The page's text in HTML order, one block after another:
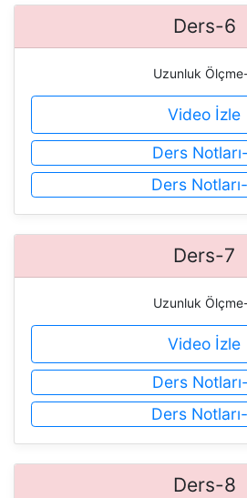
Ders-6
Uzunluk
Video İzle
Ders
Ders
Ders-7
Uzunluk
Video İzle
Ders
Ders
Ders-8